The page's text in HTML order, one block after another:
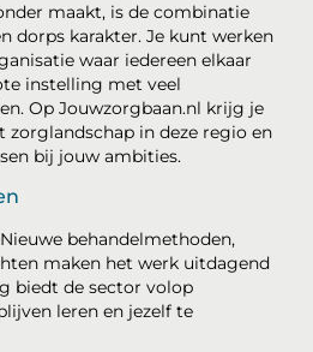
maakt, is de combinatie
dorps karakter. Je kunt werken
waar iedereen elkaar
instelling met veel
Op Jouwzorgbaan.nl krijg je
zorglandschap in deze regio en
bij jouw ambities.
behandelmethoden,
maken het werk uitdagend
biedt de sector volop
leren en jezelf te